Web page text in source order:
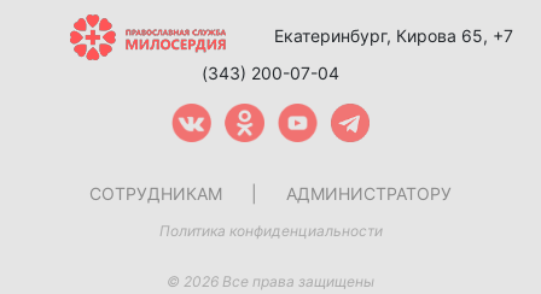
Екатеринбург, Кирова 65, +7
(343) 200-07-04
СОТРУДНИКАМ АДМИНИСТРАТОРУ
Политика конфиденциальности
© 2026 Все права защищены